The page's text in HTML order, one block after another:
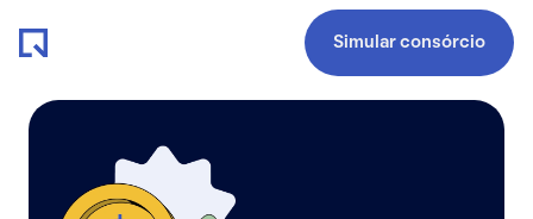
Simular consórcio